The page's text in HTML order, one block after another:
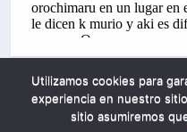
Utilizamos cookies para
experiencia en nuestro
sitio asumiremos